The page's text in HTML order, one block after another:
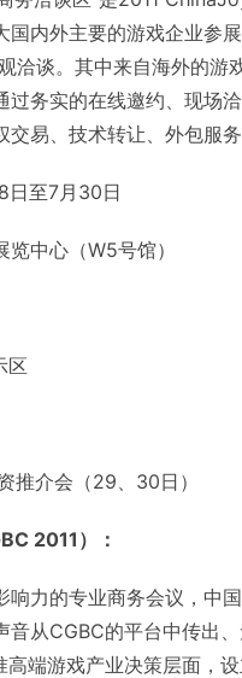
国内外主要的游戏企业参
洽谈。其中来自海外的游
过务实的在线邀约、现场
易、技术转让、外包服务
日至7月30日
中心（W5号馆）
区
推介会（29、30日）
2011）：
力的专业商务会议，中
音从CGBC的平台中传出
高端游戏产业决策层面